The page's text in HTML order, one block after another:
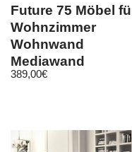
Future 75 Möbel
Wohnzimmer
Wohnwand
Mediawand
Schrankwand
389,00€